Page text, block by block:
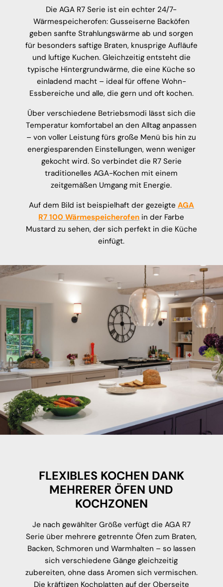
Die AGA R7 Serie ist ein echter 24/7-
Wärmespeicherofen: Gusseiserne Backöfen
geben sanfte Strahlungswärme ab und sorgen
für besonders saftige Braten, knusprige Aufläufe
und luftige Kuchen. Gleichzeitig entsteht die
typische Hintergrundwärme, die eine Küche so
einladend macht – ideal für offene Wohn-
Essbereiche und alle, die gern und oft kochen.
Über verschiedene Betriebsmodi lässt sich die
Temperatur komfortabel an den Alltag anpassen
– von voller Leistung fürs große Menü bis hin zu
energiesparenden Einstellungen, wenn weniger
gekocht wird. So verbindet die R7 Serie
traditionelles AGA-Kochen mit einem
zeitgemäßen Umgang mit Energie.
Auf dem Bild ist beispielhaft der gezeigte AGA
R7 100 Wärmespeicherofen in der Farbe
Mustard zu sehen, der sich perfekt in die Küche
einfügt.
FLEXIBLES KOCHEN DANK
MEHRERER ÖFEN UND
KOCHZONEN
Je nach gewählter Größe verfügt die AGA R7
Serie über mehrere getrennte Öfen zum Braten,
Backen, Schmoren und Warmhalten – so lassen
sich verschiedene Gänge gleichzeitig
zubereiten, ohne dass Aromen sich vermischen.
Die kräftigen Kochplatten auf der Oberseite